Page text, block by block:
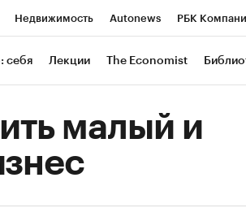
Недвижимость Autonews РБК
РБК Курсы РБК Life Тренды
Конференции СПб Спецпроекты
Технологии и медиа
себя Лекции The Economist
малый и